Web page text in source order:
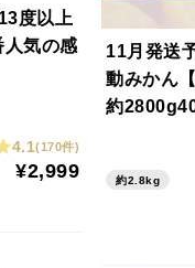
度以上
人気の感
4.1(170件)
¥2,999
11月発送
動みかん
約
約2.8kg